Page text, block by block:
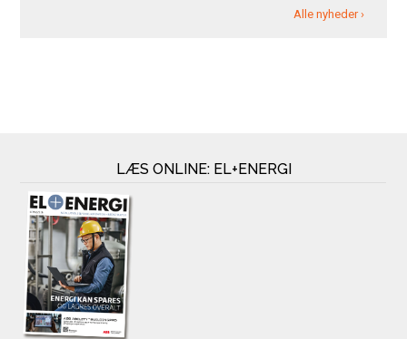
Alle nyheder ›
LÆS ONLINE: EL+ENERGI